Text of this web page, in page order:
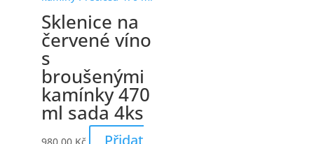
Sklenice na
červené víno
s
broušenými
kamínky 470
ml sada 4ks
Přidat